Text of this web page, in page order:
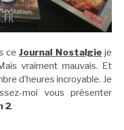
ceJournal Nostalgie je
vraiment mauvais. Et
d’heures incroyable. Je
moi vous présenter
2.